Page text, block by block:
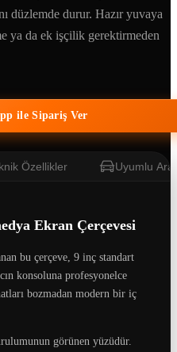
düzlemde durur. Hazır yuvaya
ya da ek işçilik gerektirmeden
ile Sipariş Ver
Özellikler Uyumlu
Ekran Çerçevesi
bu çerçeve, 9 inç standart
konsoluna profesyonelce
bozmadan modern bir iç
görünen yüzüdür.